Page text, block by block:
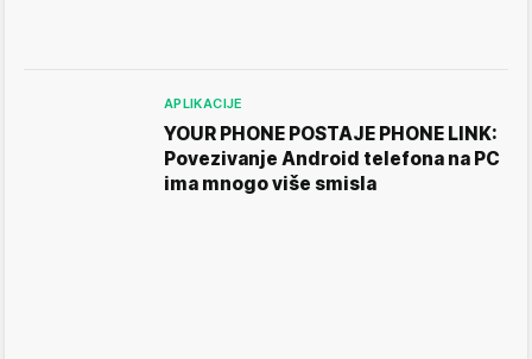
APLIKACIJE
YOUR PHONE POSTAJE PHONE LINK:
Povezivanje Android telefona na PC
ima mnogo više smisla